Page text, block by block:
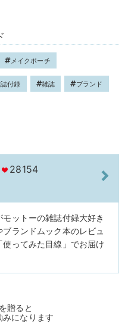
メイクポーチ
付録 雑誌 ブランド
28154
モットーの雑誌付録大好き
ランドムック本のレビュ
ってみた目線」でお届け
贈ると
みになります